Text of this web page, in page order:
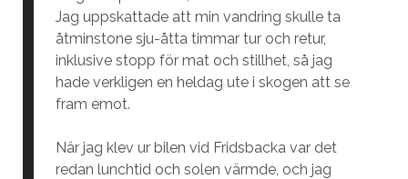
Jag uppskattade att min vandring skulle ta
åtminstone sju-åtta timmar tur och retur,
inklusive stopp för mat och stillhet, så jag
hade verkligen en heldag ute i skogen att se
fram emot.
När jag klev ur bilen vid Fridsbacka var det
redan lunchtid och solen värmde, och jag